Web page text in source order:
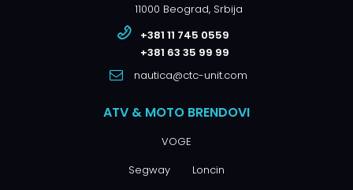
11000 Beograd, Srbija
+381 11 745 0559
+381 63 35 99 99
nautica@ctc-unit.com
ATV & MOTO BRENDOVI
VOGE
Segway Loncin